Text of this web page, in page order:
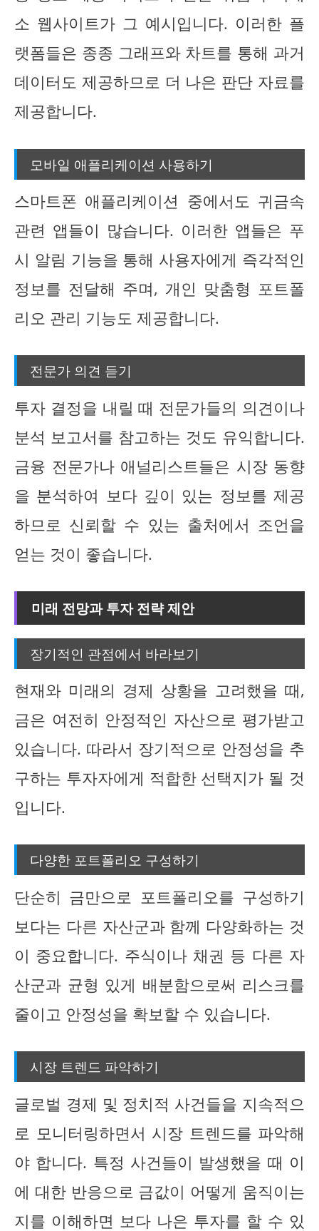
소 웹사이트가 그 예시입니다. 이러한 플
랫폼들은 종종 그래프와 차트를 통해 과거
데이터도 제공하므로 더 나은 판단 자료를
제공합니다.
모바일 애플리케이션 사용하기
스마트폰 애플리케이션 중에서도 귀금속
관련 앱들이 많습니다. 이러한 앱들은 푸
시 알림 기능을 통해 사용자에게 즉각적인
정보를 전달해 주며, 개인 맞춤형 포트폴
리오 관리 기능도 제공합니다.
전문가 의견 듣기
투자 결정을 내릴 때 전문가들의 의견이나
분석 보고서를 참고하는 것도 유익합니다.
금융 전문가나 애널리스트들은 시장 동향
을 분석하여 보다 깊이 있는 정보를 제공
하므로 신뢰할 수 있는 출처에서 조언을
얻는 것이 좋습니다.
미래 전망과 투자 전략 제안
장기적인 관점에서 바라보기
현재와 미래의 경제 상황을 고려했을 때,
금은 여전히 안정적인 자산으로 평가받고
있습니다. 따라서 장기적으로 안정성을 추
구하는 투자자에게 적합한 선택지가 될 것
입니다.
다양한 포트폴리오 구성하기
단순히 금만으로 포트폴리오를 구성하기
보다는 다른 자산군과 함께 다양화하는 것
이 중요합니다. 주식이나 채권 등 다른 자
산군과 균형 있게 배분함으로써 리스크를
줄이고 안정성을 확보할 수 있습니다.
시장 트렌드 파악하기
글로벌 경제 및 정치적 사건들을 지속적으
로 모니터링하면서 시장 트렌드를 파악해
야 합니다. 특정 사건들이 발생했을 때 이
에 대한 반응으로 금값이 어떻게 움직이는
지를 이해하면 보다 나은 투자를 할 수 있